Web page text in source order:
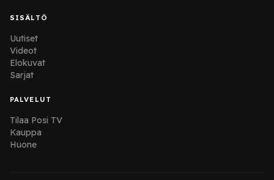
SISÄLTÖ
Uutiset
Videot
Elokuvat
Sarjat
PALVELUT
Tilaa Posi TV
Kauppa
Huone